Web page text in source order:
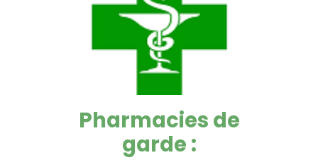
Pharmacies de
garde :